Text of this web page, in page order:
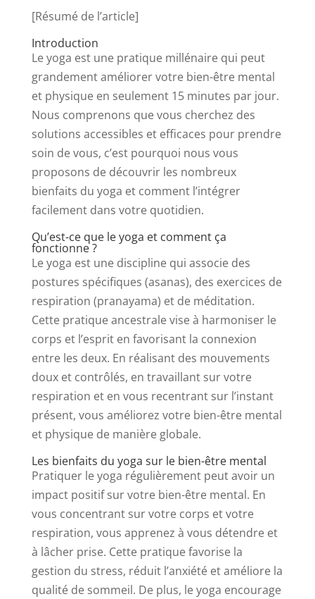
[Résumé de l’article]
Introduction
Le yoga est une pratique millénaire qui peut
grandement améliorer votre bien-être mental
et physique en seulement 15 minutes par jour.
Nous comprenons que vous cherchez des
solutions accessibles et efficaces pour prendre
soin de vous, c’est pourquoi nous vous
proposons de découvrir les nombreux
bienfaits du yoga et comment l’intégrer
facilement dans votre quotidien.
Qu’est-ce que le yoga et comment ça
fonctionne ?
Le yoga est une discipline qui associe des
postures spécifiques (asanas), des exercices de
respiration (pranayama) et de méditation.
Cette pratique ancestrale vise à harmoniser le
corps et l’esprit en favorisant la connexion
entre les deux. En réalisant des mouvements
doux et contrôlés, en travaillant sur votre
respiration et en vous recentrant sur l’instant
présent, vous améliorez votre bien-être mental
et physique de manière globale.
Les bienfaits du yoga sur le bien-être mental
Pratiquer le yoga régulièrement peut avoir un
impact positif sur votre bien-être mental. En
vous concentrant sur votre corps et votre
respiration, vous apprenez à vous détendre et
à lâcher prise. Cette pratique favorise la
gestion du stress, réduit l’anxiété et améliore la
qualité de sommeil. De plus, le yoga encourage